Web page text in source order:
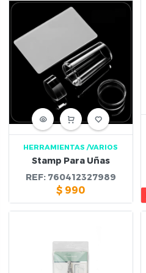
HERRAMIENTAS /VARIOS
Stamp Para Uñas
REF: 760412327989
$ 990